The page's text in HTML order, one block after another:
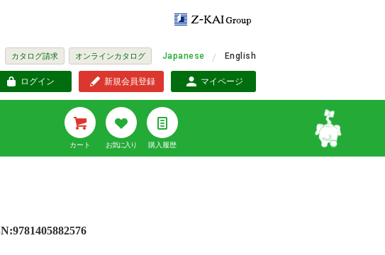
カタログ請求 オンラインカタログ Japanese English
ログイン 新規会員登録 マイページ
カート お気に入り 購入履歴